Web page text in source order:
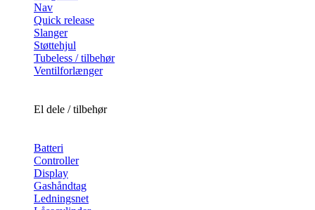
Nav
Quick release
Slanger
Støttehjul
Tubeless / tilbehør
Ventilforlænger
El dele / tilbehør
Batteri
Controller
Display
Gashåndtag
Ledningsnet